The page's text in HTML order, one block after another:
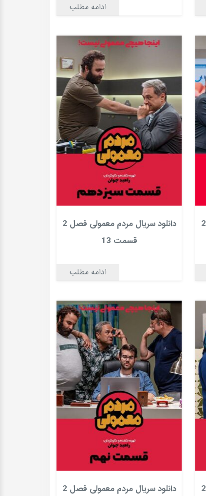
ادامه مطلب
دانلود سریال مردم معمولی فصل 2
دانلود سریال مردم معمولی فصل 2
قسمت 13
ادامه مطلب
دانلود سریال مردم معمولی فصل 2
دانلود سریال مردم معمولی فصل 2